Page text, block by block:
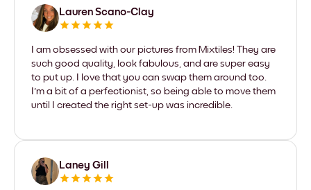
Lauren Scano-Clay
I am obsessed with our pictures from Mixtiles! They are
such good quality, look fabulous, and are super easy
to put up. I love that you can swap them around too.
I'm a bit of a perfectionist, so being able to move them
until I created the right set-up was incredible.
Laney Gill